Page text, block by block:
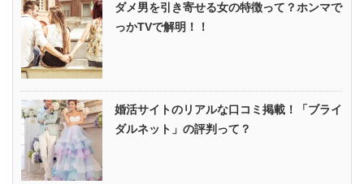
ダメ男を引き寄せる女の特徴って？ホンマで
っかTVで解明！！
婚活サイトのリアルな口コミ掲載！「ブライ
ダルネット」の評判って？